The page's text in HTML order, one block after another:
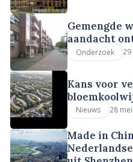
Gemengde
aandacht
Onderzoek 29
Kans voor
Nieuws 28
Made in